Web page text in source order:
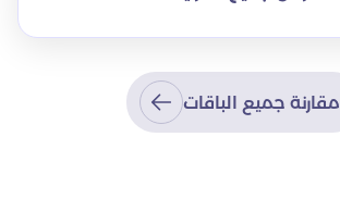
مقارنة جميع الباقات